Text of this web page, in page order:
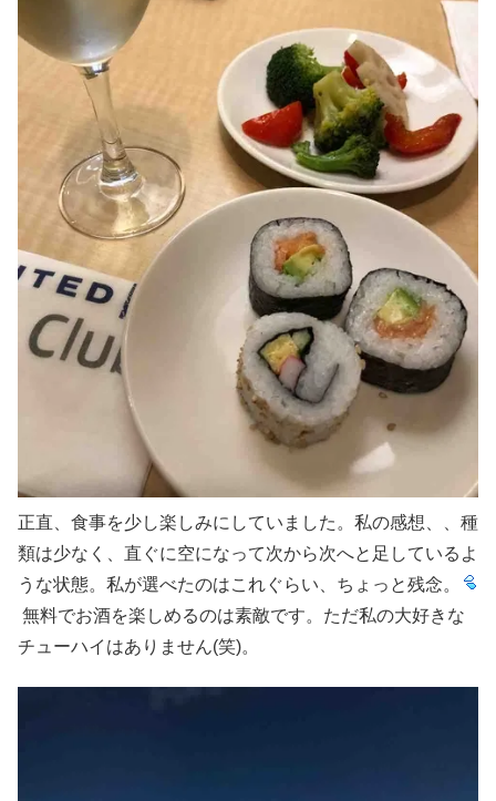
正直、食事を少し楽しみにしていました。私の感想、、種
類は少なく、直ぐに空になって次から次へと足しているよ
うな状態。私が選べたのはこれぐらい、ちょっと残念。
無料でお酒を楽しめるのは素敵です。ただ私の大好きな
チューハイはありません(笑)。